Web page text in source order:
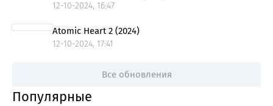
12-10-2024, 16:47
Atomic Heart 2 (2024)
12-10-2024, 17:41
Все обновления
Популярные